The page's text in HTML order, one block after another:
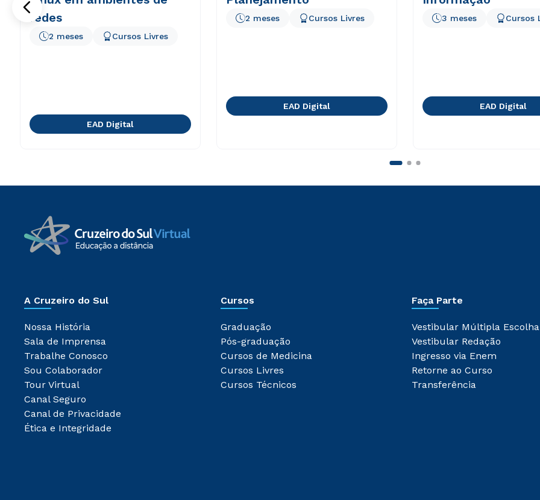
redes
2 meses Cursos Livres
EAD Digital
2 meses Cursos Livres
EAD Digital
3 meses Cursos
EAD Digital
A Cruzeiro do Sul
Nossa História
Sala de Imprensa
Trabalhe Conosco
Sou Colaborador
Tour Virtual
Canal Seguro
Canal de Privacidade
Ética e Integridade
Cursos
Graduação
Pós-graduação
Cursos de Medicina
Cursos Livres
Cursos Técnicos
Faça Parte
Vestibular Múltipla Escolha
Vestibular Redação
Ingresso via Enem
Retorne ao Curso
Transferência